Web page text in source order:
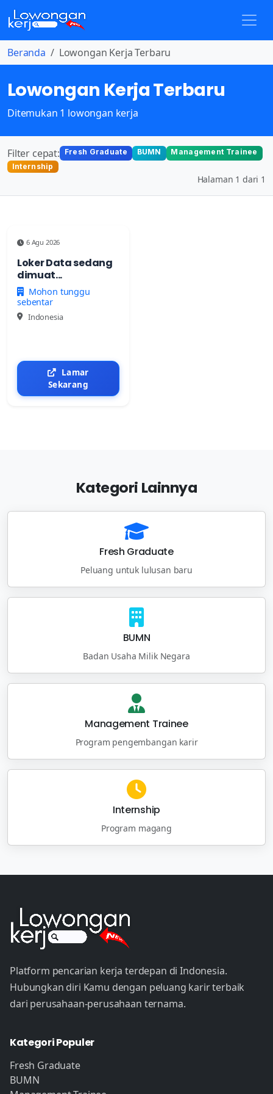
Beranda Lowongan Kerja Terbaru
Lowongan Kerja Terbaru
Ditemukan 1 lowongan kerja
Filter cepat: Fresh Graduate BUMN
Management Trainee
Internship
Halaman 1 dari 1
6 Agu 2026
Loker Data sedang
dimuat...
Mohon tunggu
sebentar
Indonesia
Lamar
Sekarang
Kategori Lainnya
Fresh Graduate
Peluang untuk lulusan baru
BUMN
Badan Usaha Milik Negara
Management Trainee
Program pengembangan karir
Internship
Program magang
Platform pencarian kerja terdepan di Indonesia.
Hubungkan diri Kamu dengan peluang karir terbaik
dari perusahaan-perusahaan ternama.
Kategori Populer
Fresh Graduate
BUMN